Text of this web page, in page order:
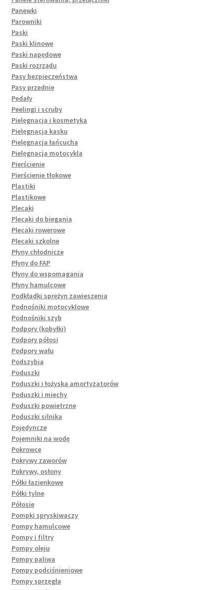
Panewki
Parowniki
Paski
Paski klinowe
Paski napędowe
Paski rozrządu
Pasy bezpieczeństwa
Pasy przednie
Pedały
Peelingi i scruby
Pielęgnacja i kosmetyka
Pielęgnacja kasku
Pielęgnacja łańcucha
Pielęgnacja motocykla
Pierścienie
Pierścienie tłokowe
Plastiki
Plastikowe
Plecaki
Plecaki do biegania
Plecaki rowerowe
Plecaki szkolne
Płyny chłodnicze
Płyny do FAP
Płyny do wspomagania
Płyny hamulcowe
Podkładki sprężyn zawieszenia
Podnośniki motocyklowe
Podnośniki szyb
Podpory (kobyłki)
Podpory półosi
Podpory wału
Podszybia
Poduszki
Poduszki i łożyska amortyzatorów
Poduszki i miechy
Poduszki powietrzne
Poduszki silnika
Pojedyncze
Pojemniki na wodę
Pokrowce
Pokrywy zaworów
Pokrywy, osłony
Półki łazienkowe
Półki tylne
Półosie
Pompki spryskiwaczy
Pompy hamulcowe
Pompy i filtry
Pompy oleju
Pompy paliwa
Pompy podciśnieniowe
Pompy sprzęgła